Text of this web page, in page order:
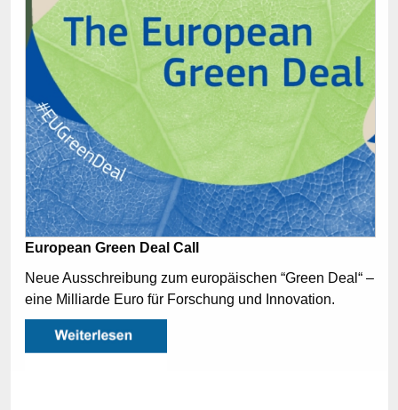
European Green Deal Call
Neue Ausschreibung zum europäischen “Green Deal“ –
eine Milliarde Euro für Forschung und Innovation.